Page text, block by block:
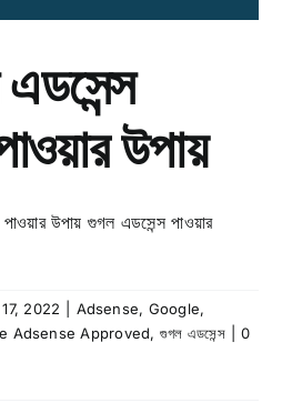
উপায়
উপায় গুগল এডসেন্স পাওয়ার
2022 Adsense, Google,
Adsense Approved, গুগল এডসেন্স
0